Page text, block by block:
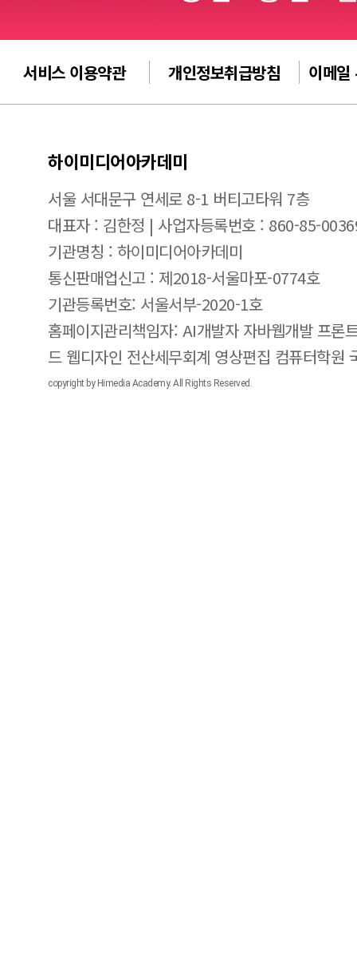
서비스 이용약관 개인정보취급방침 이메일
하이미디어아카데미
서울 서대문구 연세로 8-1 버티고타워 7층
대표자 : 김한정 | 사업자등록번호 : 860-85-
기관명칭 : 하이미디어아카데미
통신판매업신고 : 제2018-서울마포-0774호
기관등록번호: 서울서부-2020-1호
홈페이지관리책임자: AI개발자 자바웹개발 프론
드 웹디자인 전산세무회계 영상편집 컴퓨터학원
copyright by Himedia Academy. All Rights Reserved.